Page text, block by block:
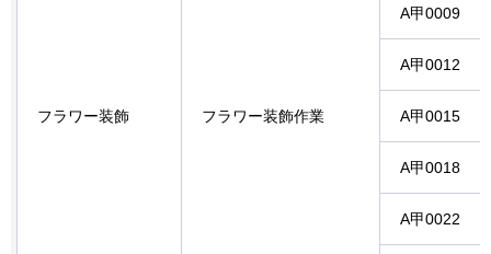
フラワー装飾 フラワー装飾作業
A甲0009
A甲0012
A甲0015
A甲0018
A甲0022